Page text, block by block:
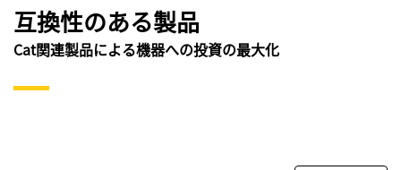
互換性のある製品
Cat関連製品による機器への投資の最大化